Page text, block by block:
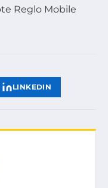
Reglo Mobile
LINKEDIN